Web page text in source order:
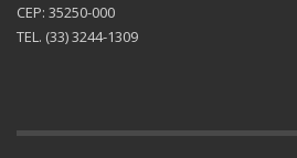
CEP: 35250-000
TEL. (33) 3244-1309